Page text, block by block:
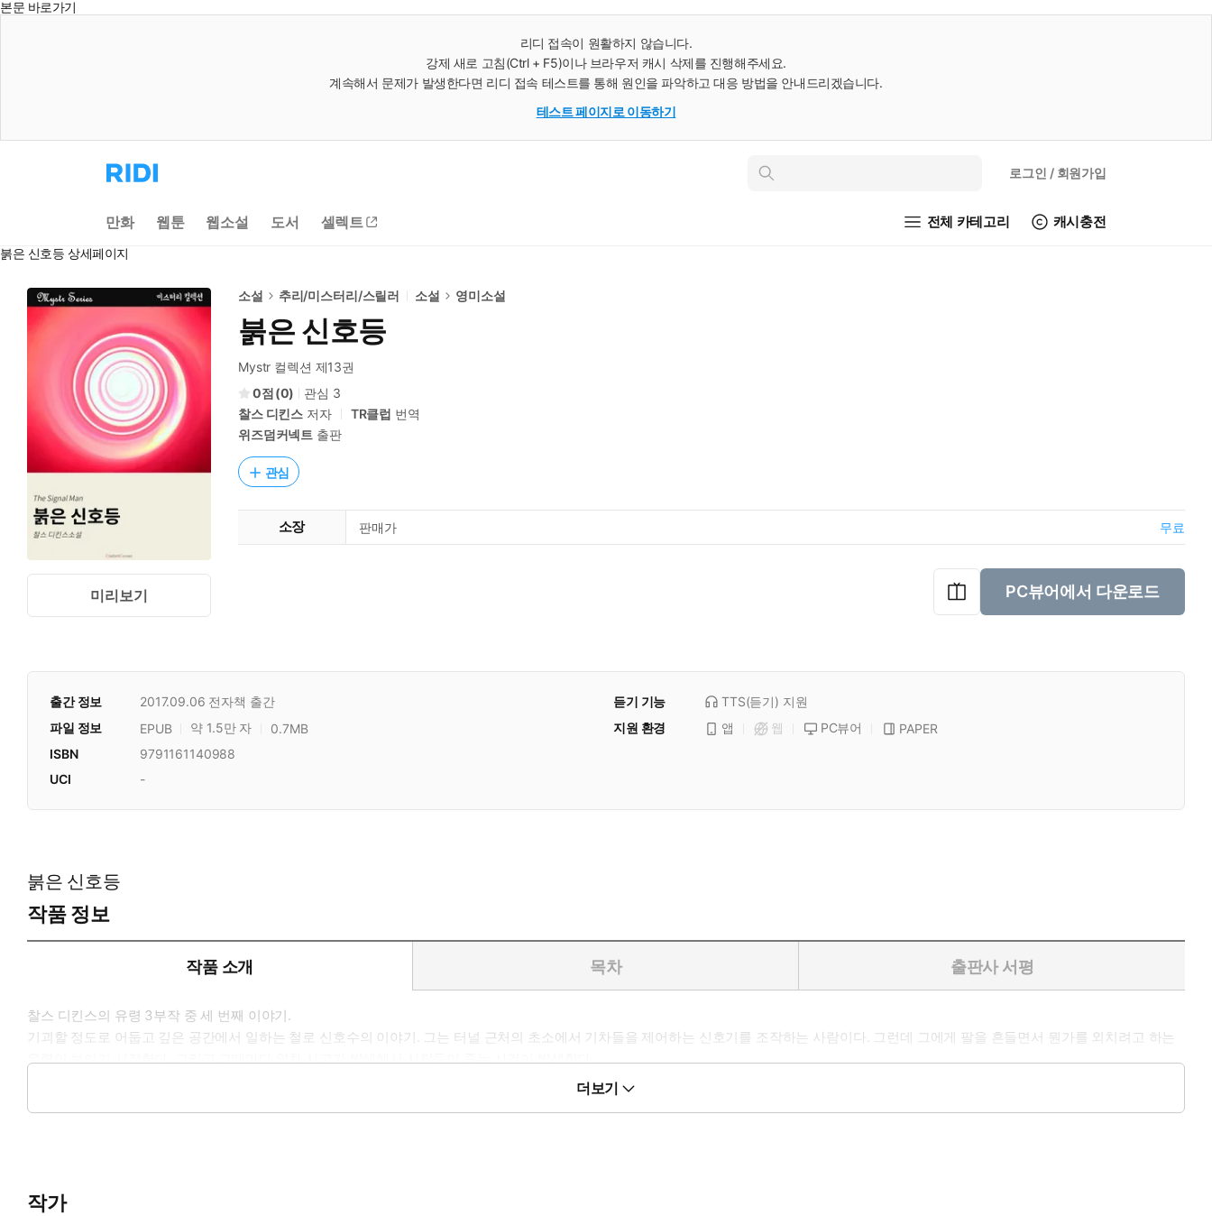
본문 바로가기
리디 접속이 원활하지 않습니다.
강제 새로 고침(Ctrl + F5)이나 브라우저 캐시 삭제를 진행해주세요.
계속해서 문제가 발생한다면 리디 접속 테스트를 통해 원인을 파악하고 대응 방법을 안내드리겠습니다.
테스트 페이지로 이동하기
리
디
으
로
동
인
로그인 / 회원가입
만화 웹툰 웹소설 도서 셀렉트 전체 카테고리 캐시충전
붉은 신호등 상세페이지
미리보기
소설 추리/미스터리/스릴러 소설 영미소설
붉은 신호등
Mystr 컬렉션 제13권
0
(0) 관심 3
찰스 디킨스 저자 TR클럽 번역
위즈덤커넥트 출판
관심
소장 판매가 무료
PC뷰어에서 다운로드
출간 정보 2017.09.06 전자책 출간 듣기 기능 TTS(듣기) 지원
파일 정보
EPUB 약 1.5만 자 0.7MB 지원 환경 앱 웹 PC뷰어
PAPER
ISBN
9791161140988
UCI
-
붉은 신호등
작품 정보
작품 소개 목차 출판사 서평
찰스 디킨스의 유령 3부작 중 세 번째 이야기.
기괴할 정도로 어둡고 깊은 공간에서 일하는 철로 신호수의 이야기. 그는 터널 근처의 초소에서 기차들을 제어하는 신호기를 조작하는 사람이다. 그런데 그에게 팔을 흔들면서 뭔가를 외치려고 하는
유령이 보이기 시작한다. 그리고 그때마다 열차 사고가 발생해서 사람들이 죽는 사건이 발생한다.
얼마 전, 그에게 다시 유령이 나타나고, 그에게 알 수 없는 몸짓을 하지만 그 의미를 도무지 해석할 수 없다. 그러던 중, 낯선 사람이 그를 방문한다.
더보기
작가